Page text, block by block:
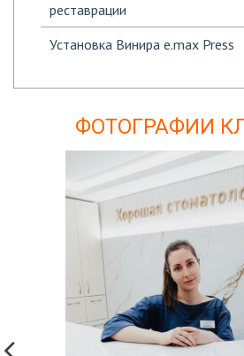
реставрации
Установка Винира e.max Press
ФОТОГРАФИИ